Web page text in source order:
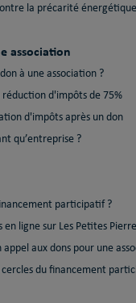
la précarité
association
à une association ?
réduction d'impôts de 75%
d'impôts après un don
qu’entreprise ?
participatif ?
en ligne sur Les Petites
aux dons pour une
du financement